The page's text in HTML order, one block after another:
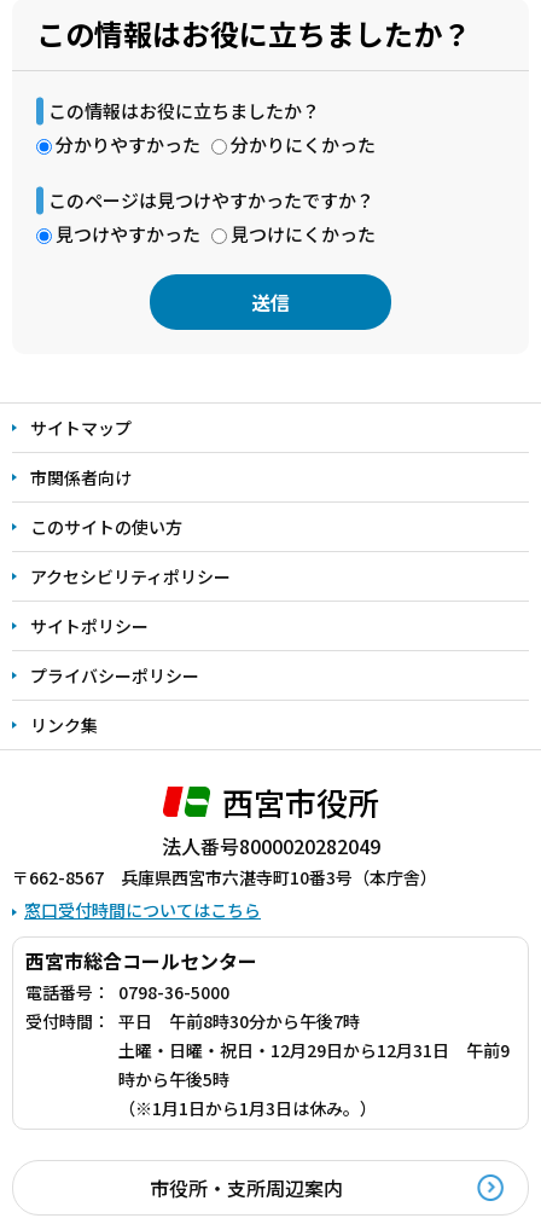
この情報はお役に立ちましたか？
この情報はお役に立ちましたか？
分かりやすかった
分かりにくかった
このページは見つけやすかったですか？
見つけやすかった
見つけにくかった
文
こ
こ
ま
で
サイトマップ
市関係者向け
このサイトの使い方
アクセシビリティポリシー
サイトポリシー
プライバシーポリシー
リンク集
西宮市役所
法人番号8000020282049
〒662-8567 兵庫県西宮市六湛寺町10番3号（本庁舎）
窓口受付時間についてはこちら
西宮市総合コールセンター
電話番号：
0798-36-5000
受付時間：
平日 午前8時30分から午後7時
土曜・日曜・祝日・12月29日から12月31日 午前9
時から午後5時
（※1月1日から1月3日は休み。）
市役所・支所周辺案内